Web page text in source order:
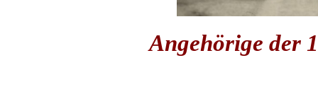
Angehörige der